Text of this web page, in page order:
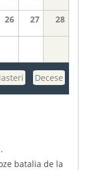
26 27 28
Decese
batalia de la